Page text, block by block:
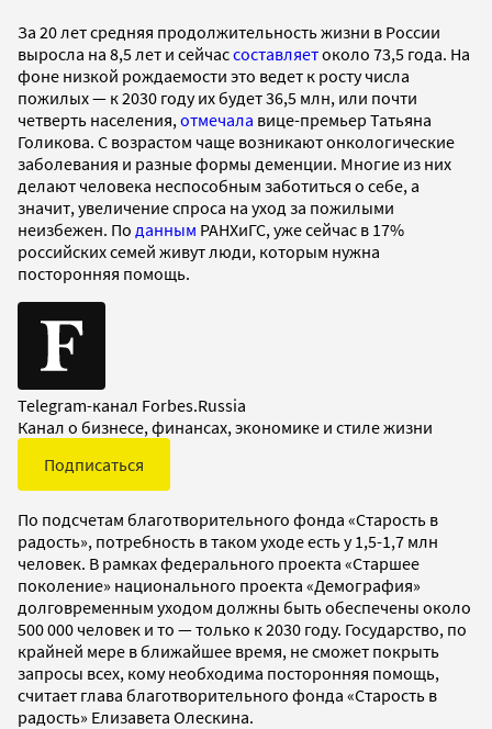
За 20 лет средняя продолжительность жизни в России
выросла на 8,5 лет и сейчассоставляетоколо 73,5 года. На
фоне низкой рождаемости это ведет к росту числа
пожилых — к 2030 году их будет 36,5 млн, или почти
четверть населения, отмечала вице-премьер Татьяна
Голикова. С возрастом чаще возникают онкологические
заболевания и разные формы деменции. Многие из них
делают человека неспособным заботиться о себе, а
значит, увеличение спроса на уход за пожилыми
неизбежен. По данным РАНХиГС, уже сейчас в 17%
российских семей живут люди, которым нужна
посторонняя помощь.
Telegram-канал Forbes.Russia
Канал о бизнесе, финансах, экономике и стиле жизни
Подписаться
По подсчетам благотворительного фонда «Старость в
радость», потребность в таком уходе есть у 1,5-1,7 млн
человек. В рамках федерального проекта «Старшее
поколение» национального проекта «Демография»
долговременным уходом должны быть обеспечены около
500 000 человек и то — только к 2030 году. Государство, по
крайней мере в ближайшее время, не сможет покрыть
запросы всех, кому необходима посторонняя помощь,
считает глава благотворительного фонда «Старость в
радость» Елизавета Олескина.